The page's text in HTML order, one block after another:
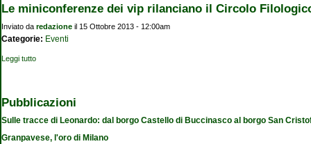
Le miniconferenze dei vip rilanciano il Circolo
Inviato da redazione il 15 Ottobre 2013 - 12:00am
Categorie: Eventi
Leggi tutto
Pubblicazioni
Sulle tracce di Leonardo: dal borgo Castello di Buccinasco al borgo San
Granpavese, l'oro di Milano